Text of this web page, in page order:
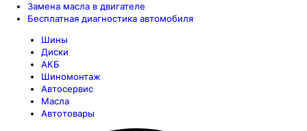
Замена масла в двигателе
Бесплатная диагностика автомобиля
Шины
Диски
АКБ
Шиномонтаж
Автосервис
Масла
Автотовары